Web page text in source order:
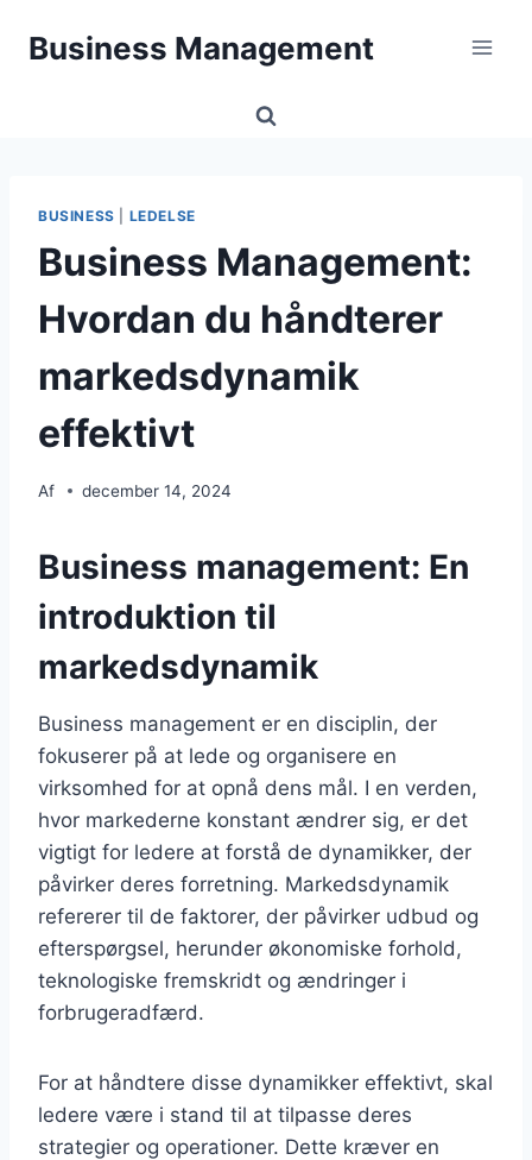
Business Management
BUSINESS LEDELSE
Business Management:
Hvordan du håndterer
markedsdynamik
effektivt
Af december 14, 2024
Business management: En
introduktion til
markedsdynamik
Business management er en disciplin, der
fokuserer på at lede og organisere en
virksomhed for at opnå dens mål. I en verden,
hvor markederne konstant ændrer sig, er det
vigtigt for ledere at forstå de dynamikker, der
påvirker deres forretning. Markedsdynamik
refererer til de faktorer, der påvirker udbud og
efterspørgsel, herunder økonomiske forhold,
teknologiske fremskridt og ændringer i
forbrugeradfærd.
For at håndtere disse dynamikker effektivt, skal
ledere være i stand til at tilpasse deres
strategier og operationer. Dette kræver en